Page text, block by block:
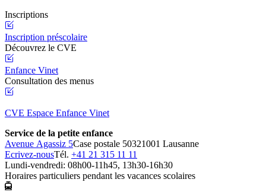
Inscriptions
Inscription préscolaire
Découvrez le CVE
Enfance Vinet
Consultation des menus
CVE Espace Enfance Vinet
Service de la petite enfance
Avenue Agassiz 5Case postale 50321001 Lausanne
Ecrivez-nousTél. +41 21 315 11 11
Lundi-vendredi: 08h00-11h45, 13h30-16h30
Horaires particuliers pendant les vacances scolaires